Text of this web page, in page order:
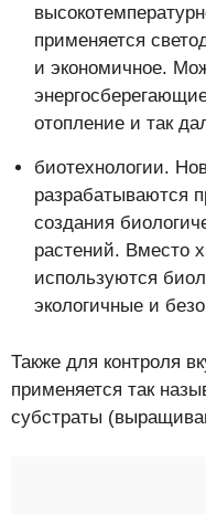
применяется
и экономичное.
отопление и так
биотехнологии.
разрабатываются
создания
растений. Вместо
используются
экологичные и
Также для контроля
применяется так
субстраты